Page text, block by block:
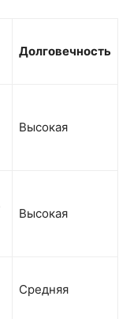
Долговечность
Высокая
Высокая
Средняя